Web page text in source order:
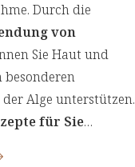
Durch die
von
Sie Haut und
besonderen
Alge unterstützen.
für Sie